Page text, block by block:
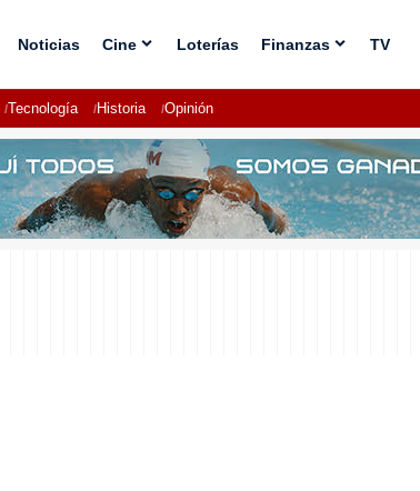
Noticias Cine Loterías Finanzas TV
Tecnología Historia Opinión